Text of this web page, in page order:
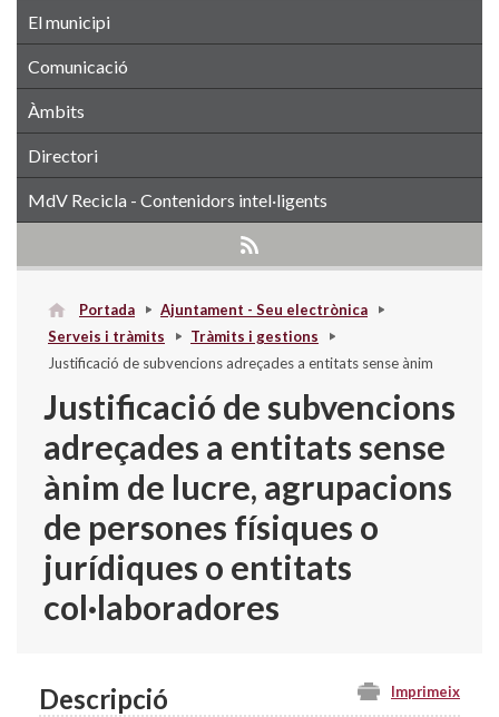
El municipi
Comunicació
Àmbits
Directori
MdV Recicla - Contenidors intel·ligents
Portada
Ajuntament - Seu electrònica
Serveis i tràmits
Tràmits i gestions
Justificació de subvencions adreçades a entitats sense ànim
entitats col·laboradores
Justificació de subvencions
adreçades a entitats sense
ànim de lucre, agrupacions
de persones físiques o
jurídiques o entitats
col·laboradores
Imprimeix
Descripció